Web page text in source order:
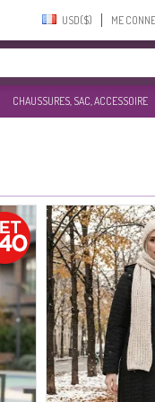
USD($)‎ ME
CHAUSSURES, SAC, ACCESSOIRE